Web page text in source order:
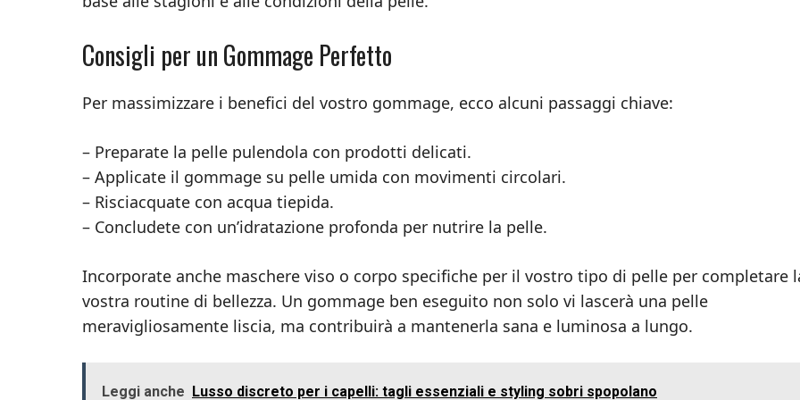
Consigli per un Gommage Perfetto
Per massimizzare i benefici del vostro gommage, ecco alcuni passaggi chiave:
– Preparate la pelle pulendola con prodotti delicati.
– Applicate il gommage su pelle umida con movimenti circolari.
– Risciacquate con acqua tiepida.
– Concludete con un’idratazione profonda per nutrire la pelle.
Incorporate anche maschere viso o corpo specifiche per il vostro tipo di pelle per completare
vostra routine di bellezza. Un gommage ben eseguito non solo vi lascerà una pelle
meravigliosamente liscia, ma contribuirà a mantenerla sana e luminosa a lungo.
Leggi anche Lusso discreto per i capelli: tagli essenziali e styling sobri spopolano